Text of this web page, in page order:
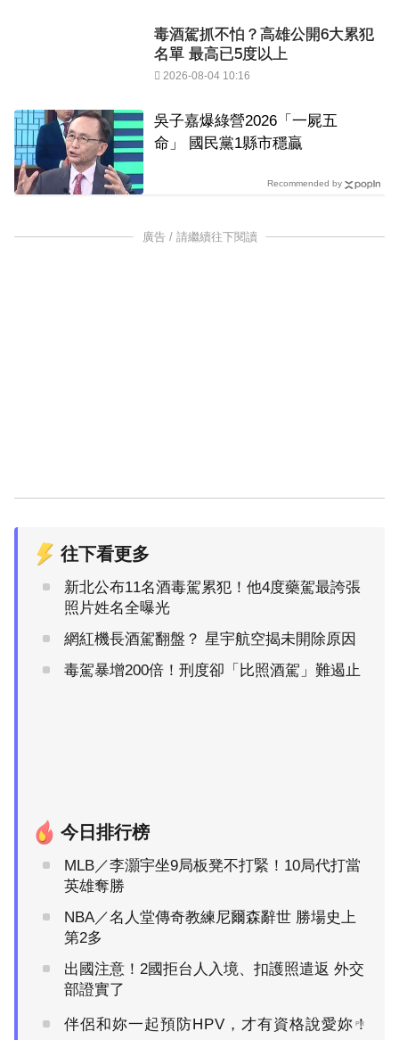
毒酒駕抓不怕？高雄公開6大累犯
名單 最高已5度以上
2026-08-04 10:16
吳子嘉爆綠營2026「一屍五
命」 國民黨1縣市穩贏
Recommended by
廣告 / 請繼續往下閱讀
往下看更多
新北公布11名酒毒駕累犯！他4度藥駕最誇張
照片姓名全曝光
網紅機長酒駕翻盤？ 星宇航空揭未開除原因
毒駕暴增200倍！刑度卻「比照酒駕」難遏止
今日排行榜
MLB／李灝宇坐9局板凳不打緊！10局代打當
英雄奪勝
NBA／名人堂傳奇教練尼爾森辭世 勝場史上
第2多
出國注意！2國拒台人入境、扣護照遣返 外交
部證實了
伴侶和妳一起預防HPV，才有資格說愛妳！
PR